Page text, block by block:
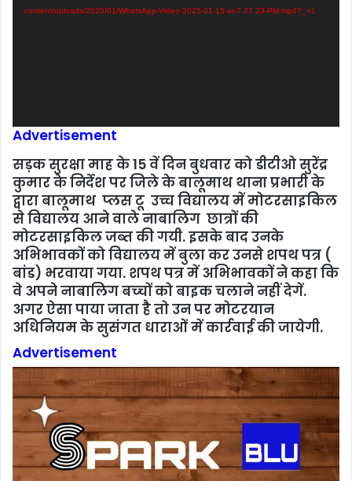
content/uploads/2025/01/WhatsApp-Video-2025-01-15-at-7.27.23-PM.mp4?_=1
Advertisement
सड़क सुरक्षा माह के 15 वें दिन बुधवार को डीटीओ सुरेंद्र
कुमार के निर्देश पर जिले के बालूमाथ थाना प्रभारी के
द्वारा बालूमाथ प्‍लस टू उच्च विद्यालय में मोटरसाइकिल
से विद्यालय आने वाले नाबालिग छात्रों की
मोटरसाइकिल जब्‍त की गयी. इसके बाद उनके
अभिभावकों को विद्यालय में बुला कर उनसे शपथ पत्र (
बांड) भरवाया गया. शपथ पत्र में अभिभावकों ने कहा कि
वे अपने नाबालिग बच्‍चों को बाइक चलाने नहीं देगें.
अगर ऐसा पाया जाता है तो उन पर मोटरयान
अधिनियम के सुसंगत धाराओं में कार्रवाई की जायेगी.
Advertisement